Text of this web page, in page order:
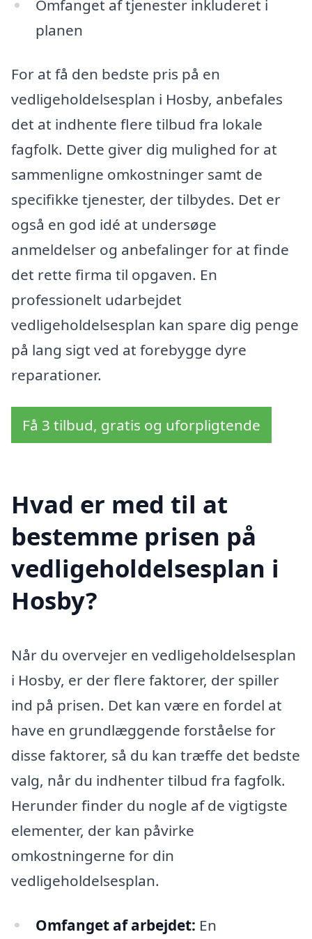
Omfanget af tjenester inkluderet i
planen
For at få den bedste pris på en
vedligeholdelsesplan i Hosby, anbefales
det at indhente flere tilbud fra lokale
fagfolk. Dette giver dig mulighed for at
sammenligne omkostninger samt de
specifikke tjenester, der tilbydes. Det er
også en god idé at undersøge
anmeldelser og anbefalinger for at finde
det rette firma til opgaven. En
professionelt udarbejdet
vedligeholdelsesplan kan spare dig penge
på lang sigt ved at forebygge dyre
reparationer.
Få 3 tilbud, gratis og uforpligtende
Hvad er med til at
bestemme prisen på
vedligeholdelsesplan i
Hosby?
Når du overvejer en vedligeholdelsesplan
i Hosby, er der flere faktorer, der spiller
ind på prisen. Det kan være en fordel at
have en grundlæggende forståelse for
disse faktorer, så du kan træffe det bedste
valg, når du indhenter tilbud fra fagfolk.
Herunder finder du nogle af de vigtigste
elementer, der kan påvirke
omkostningerne for din
vedligeholdelsesplan.
Omfanget af arbejdet: En